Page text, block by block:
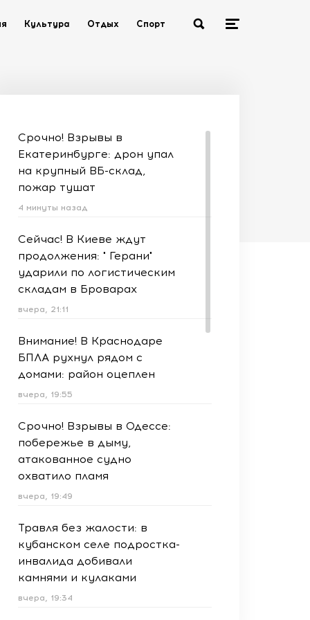
Культура Отдых Спорт
Срочно! Взрывы в
Екатеринбурге: дрон упал
на крупный ВБ-склад,
пожар тушат
4 минуты назад
Сейчас! В Киеве ждут
продолжения: " Герани"
ударили по логистическим
складам в Броварах
вчера, 21:11
Внимание! В Краснодаре
БПЛА рухнул рядом с
домами: район оцеплен
вчера, 19:55
Срочно! Взрывы в Одессе:
побережье в дыму,
атакованное судно
охватило пламя
вчера, 19:49
Травля без жалости: в
кубанском селе подростка-
инвалида добивали
камнями и кулаками
вчера, 19:34